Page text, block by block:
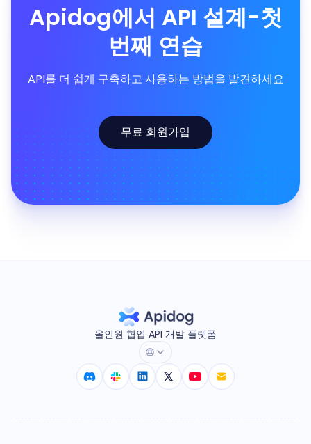
Apidog에서 API 설계-첫
번째 연습
API를 더 쉽게 구축하고 사용하는 방법을 발견하세요
무료 회원가입
올인원 협업 API 개발 플랫폼